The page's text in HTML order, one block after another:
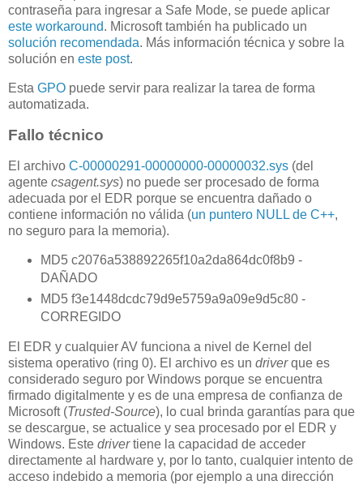
contraseña para ingresar a Safe Mode, se puede aplicar
este workaround. Microsoft también ha publicado un
solución recomendada. Más información técnica y sobre la
solución en este post.
Esta GPO puede servir para realizar la tarea de forma
automatizada.
Fallo técnico
El archivo C-00000291-00000000-00000032.sys (del
agente csagent.sys) no puede ser procesado de forma
adecuada por el EDR porque se encuentra dañado o
contiene información no válida (un puntero NULL de C++,
no seguro para la memoria).
MD5 c2076a538892265f10a2da864dc0f8b9 -
DAÑADO
MD5 f3e1448dcdc79d9e5759a9a09e9d5c80 -
CORREGIDO
El EDR y cualquier AV funciona a nivel de Kernel del
sistema operativo (ring 0). El archivo es un driverque es
considerado seguro por Windows porque se encuentra
firmado digitalmente y es de una empresa de confianza de
Microsoft (Trusted-Source), lo cual brinda garantías para que
se descargue, se actualice y sea procesado por el EDR y
Windows. Este drivertiene la capacidad de acceder
directamente al hardware y, por lo tanto, cualquier intento de
acceso indebido a memoria (por ejemplo a una dirección